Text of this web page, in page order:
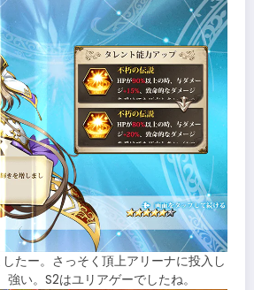
たー。さっそく頂上アリーナに投入し
い。S2はユリアゲーでしたね。